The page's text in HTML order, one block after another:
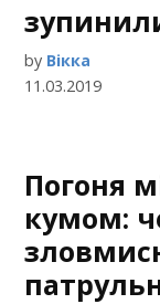
by Вікка
11.03.2019
Погоня
кумом: